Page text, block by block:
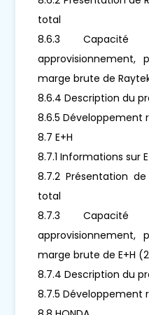
total
8.6.3
marge brute de
8.6.4 Description du
8.6.5 Développement
8.7 E+H
8.7.1 Informations sur
8.7.2 Présentation
total
8.7.3
marge brute de E+H
8.7.4 Description du
8.7.5 Développement